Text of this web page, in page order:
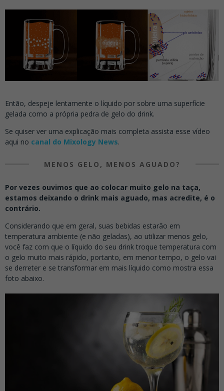
Então, despeje lentamente o líquido por sobre uma superfície
gelada como a própria pedra de gelo do drink.
Se quiser ver uma explicação mais completa assista esse vídeo
aqui no canal do Mixology News.
MENOS GELO, MENOS AGUADO?
Por vezes ouvimos que ao colocar muito gelo na taça,
estamos deixando o drink mais aguado, mas acredite, é o
contrário.
Considerando que em geral, suas bebidas estarão em
temperatura ambiente (e não geladas), ao utilizar menos gelo,
você faz com que o líquido do seu drink troque temperatura com
o gelo muito mais rápido, portanto, em menor tempo, o gelo vai
se derreter e se transformar em mais líquido como mostra essa
foto abaixo.